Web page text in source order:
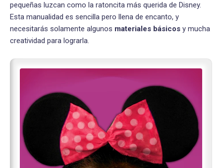
pequeñas luzcan como la ratoncita más querida de Disney.
Esta manualidad es sencilla pero llena de encanto, y
necesitarás solamente algunos materiales básicos y mucha
creatividad para lograrla.